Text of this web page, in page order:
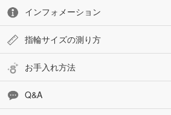
インフォメーション
指輪サイズの測り方
お手入れ方法
Q&A